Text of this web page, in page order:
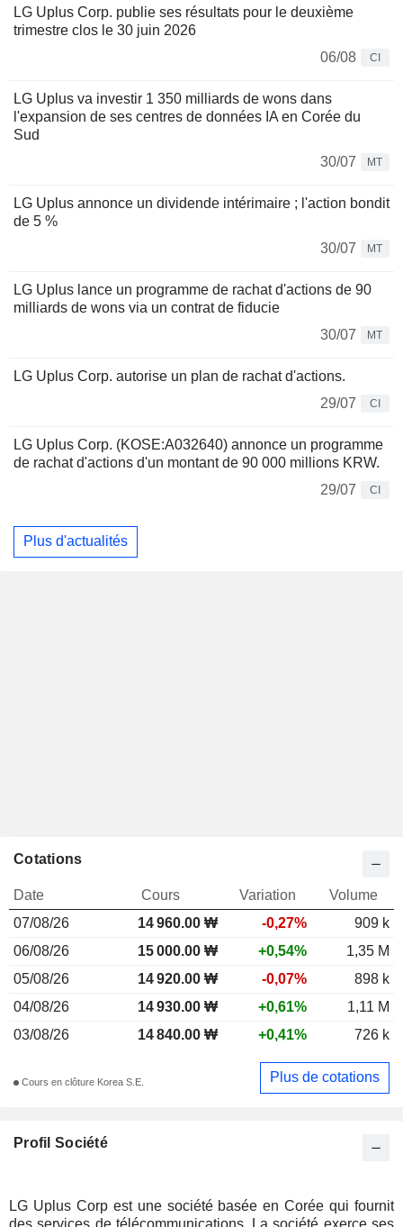
LG Uplus Corp. publie ses résultats pour le deuxième
trimestre clos le 30 juin 2026
06/08
CI
LG Uplus va investir 1 350 milliards de wons dans
l'expansion de ses centres de données IA en Corée du
Sud
30/07
MT
LG Uplus annonce un dividende intérimaire ; l'action bondit
de 5 %
30/07
MT
LG Uplus lance un programme de rachat d'actions de 90
milliards de wons via un contrat de fiducie
30/07
MT
LG Uplus Corp. autorise un plan de rachat d'actions.
29/07
CI
LG Uplus Corp. (KOSE:A032640) annonce un programme
de rachat d'actions d'un montant de 90 000 millions KRW.
29/07
CI
Plus d'actualités
Profil Société
LG Uplus Corp est une société basée en Corée qui fournit
des services de télécommunications. La société exerce ses
Cotations
Date Cours Variation
Volume
07/08/26
14 960.00 ₩ -0,27%
909 k
06/08/26
15 000.00 ₩ +0,54%
1,35 M
05/08/26
14 920.00 ₩ -0,07%
898 k
04/08/26
14 930.00 ₩ +0,61%
1,11 M
03/08/26
14 840.00 ₩ +0,41% 726 k
Cours en clôture Korea S.E. Plus de cotations